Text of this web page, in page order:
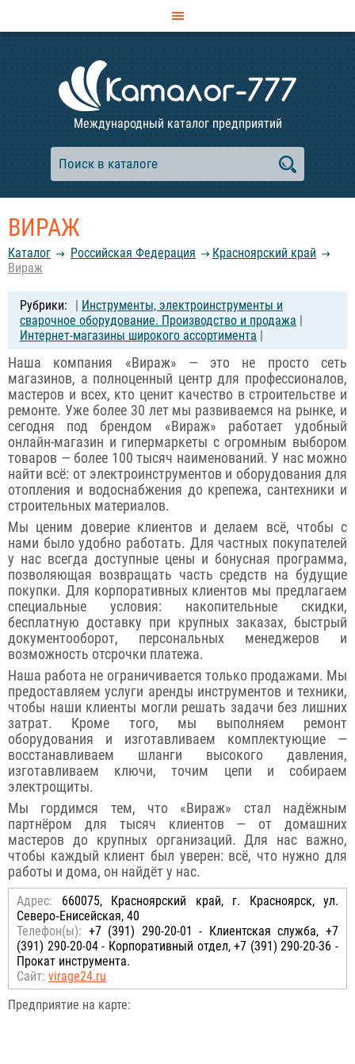
Международный каталог предприятий
ВИРАЖ
Каталог Российcкая Федерация
Красноярский край
Вираж
| Инструменты, электроинструменты и
сварочное оборудование. Производство и продажа |
Интернет-магазины широкого ассортимента |
Наша компания «Вираж» — это не просто сеть
магазинов, а полноценный центр для профессионалов,
мастеров и всех, кто ценит качество в строительстве и
ремонте. Уже более 30 лет мы развиваемся на рынке, и
сегодня под брендом «Вираж» работает удобный
онлайн-магазин и гипермаркеты с огромным выбором
товаров — более 100 тысяч наименований. У нас можно
найти всё: от электроинструментов и оборудования для
отопления и водоснабжения до крепежа, сантехники и
строительных материалов.
Мы ценим доверие клиентов и делаем всё, чтобы с
нами было удобно работать. Для частных покупателей
у нас всегда доступные цены и бонусная программа,
позволяющая возвращать часть средств на будущие
покупки. Для корпоративных клиентов мы предлагаем
специальные условия: накопительные скидки,
бесплатную доставку при крупных заказах, быстрый
документооборот, персональных менеджеров и
возможность отсрочки платежа.
Наша работа не ограничивается только продажами. Мы
предоставляем услуги аренды инструментов и техники,
чтобы наши клиенты могли решать задачи без лишних
затрат. Кроме того, мы выполняем ремонт
оборудования и изготавливаем комплектующие —
восстанавливаем шланги высокого давления,
изготавливаем ключи, точим цепи и собираем
электрощиты.
Мы гордимся тем, что «Вираж» стал надёжным
партнёром для тысяч клиентов — от домашних
мастеров до крупных организаций. Для нас важно,
чтобы каждый клиент был уверен: всё, что нужно для
работы и дома, он найдёт у нас.
Адрес: 660075, Красноярский край, г. Красноярск, ул.
Северо‑Енисейская, 40
Телефон(ы): +7 (391) 290-20-01 - Клиентская служба, +7
(391) 290-20-04 - Корпоративный отдел, +7 (391) 290-20-36 -
Прокат инструмента.
Сайт: virage24.ru
Предприятие на карте: